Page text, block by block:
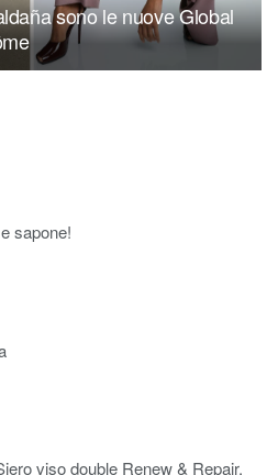
sono le nuove Global
sapone!
viso double Renew & Repair,